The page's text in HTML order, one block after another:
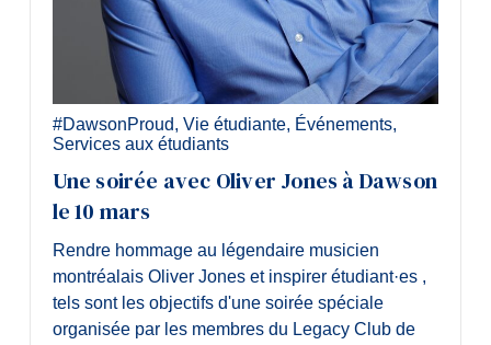
#DawsonProud, Vie étudiante, Événements,
Services aux étudiants
Une soirée avec Oliver Jones à Dawson
le 10 mars
Rendre hommage au légendaire musicien
montréalais Oliver Jones et inspirer étudiant·es ,
tels sont les objectifs d'une soirée spéciale
organisée par les membres du Legacy Club de